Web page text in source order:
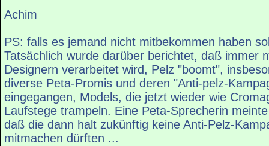
Achim
PS: falls es jemand nicht mitbekommen haben
Tatsächlich wurde darüber berichtet, daß immer
Designern verarbeitet wird, Pelz "boomt",
diverse Peta-Promis und deren "Anti-pelz-
eingegangen, Models, die jetzt wieder wie
Laufstege trampeln. Eine Peta-Sprecherin
daß die dann halt zukünftig keine Anti-Pelz-
mitmachen dürften ...